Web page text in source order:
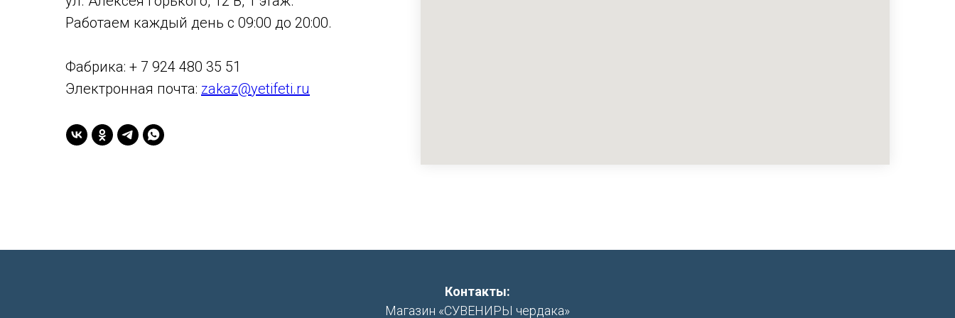
Работаем каждый день с 09:00 до 20:00.
Фабрика: + 7 924 480 35 51
Электронная почта: zakaz@yetifeti.ru
Контакты:
Магазин «СУВЕНИРЫ чердака»